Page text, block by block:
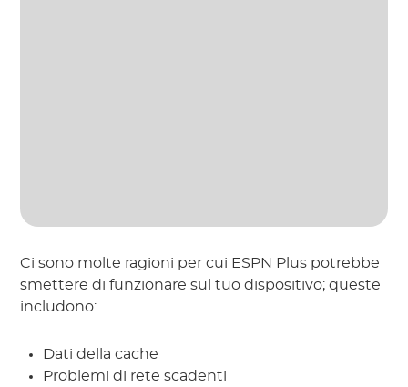
Ci sono molte ragioni per cui ESPN Plus potrebbe
smettere di funzionare sul tuo dispositivo; queste
includono:
Dati della cache
Problemi di rete scadenti